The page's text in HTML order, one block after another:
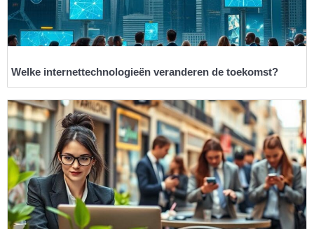
Welke internettechnologieën veranderen de toekomst?